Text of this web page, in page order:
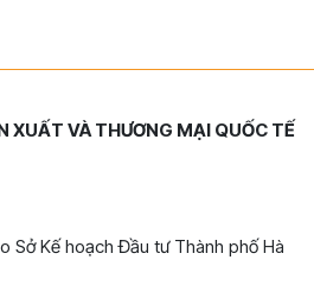
XUẤT VÀ THƯƠNG MẠI QUỐC TẾ
Sở Kế hoạch Đầu tư Thành phố Hà